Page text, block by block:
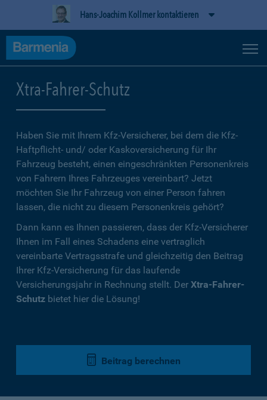
Hans-Joachim Kollmer kontaktieren
Xtra-Fahrer-Schutz
Haben Sie mit Ihrem Kfz-Versicherer, bei dem die Kfz-
Haftpflicht- und/ oder Kaskoversicherung für Ihr
Fahrzeug besteht, einen eingeschränkten Personenkreis
von Fahrern Ihres Fahrzeuges vereinbart? Jetzt
möchten Sie Ihr Fahrzeug von einer Person fahren
lassen, die nicht zu diesem Personenkreis gehört?
Dann kann es Ihnen passieren, dass der Kfz-Versicherer
Ihnen im Fall eines Schadens eine vertraglich
vereinbarte Vertragsstrafe und gleichzeitig den Beitrag
Ihrer Kfz-Versicherung für das laufende
Versicherungsjahr in Rechnung stellt. Der Xtra-Fahrer-
Schutz bietet hier die Lösung!
Beitrag berechnen